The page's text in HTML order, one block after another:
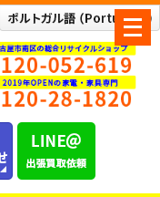
メ
ニ
ュ
ー